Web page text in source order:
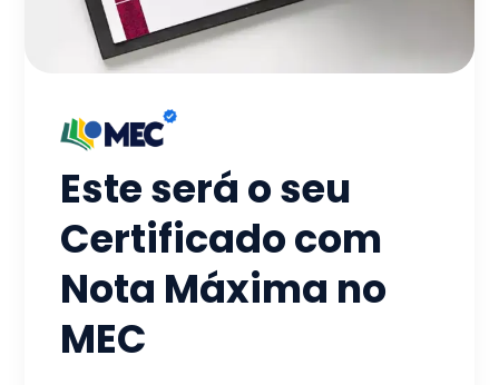
Este será o seu
Certificado com
Nota Máxima no
MEC